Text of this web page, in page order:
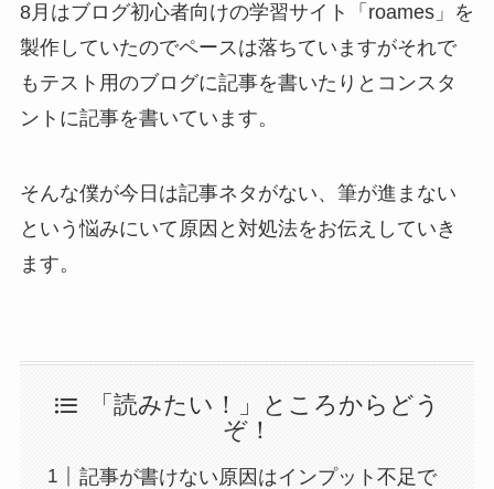
8月はブログ初心者向けの学習サイト「roames」を
製作していたのでペースは落ちていますがそれで
もテスト用のブログに記事を書いたりとコンスタ
ントに記事を書いています。
そんな僕が今日は記事ネタがない、筆が進まない
という悩みにいて原因と対処法をお伝えしていき
ます。
「読みたい！」ところからどう
ぞ！
記事が書けない原因はインプット不足で